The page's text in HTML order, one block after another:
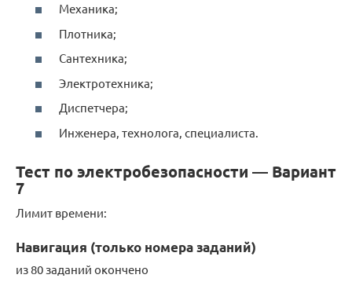
Механика;
Плотника;
Сантехника;
Электротехника;
Диспетчера;
Инженера, технолога, специалиста.
Тест по электробезопасности — Вариант
7
Лимит времени:
Навигация (только номера заданий)
из 80 заданий окончено